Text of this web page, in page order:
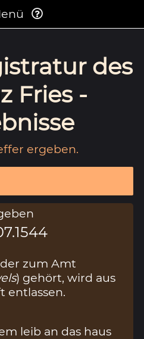
des
Fries -
ergeben.
der zum Amt
) gehört, wird aus
entlassen.
leib an das haus